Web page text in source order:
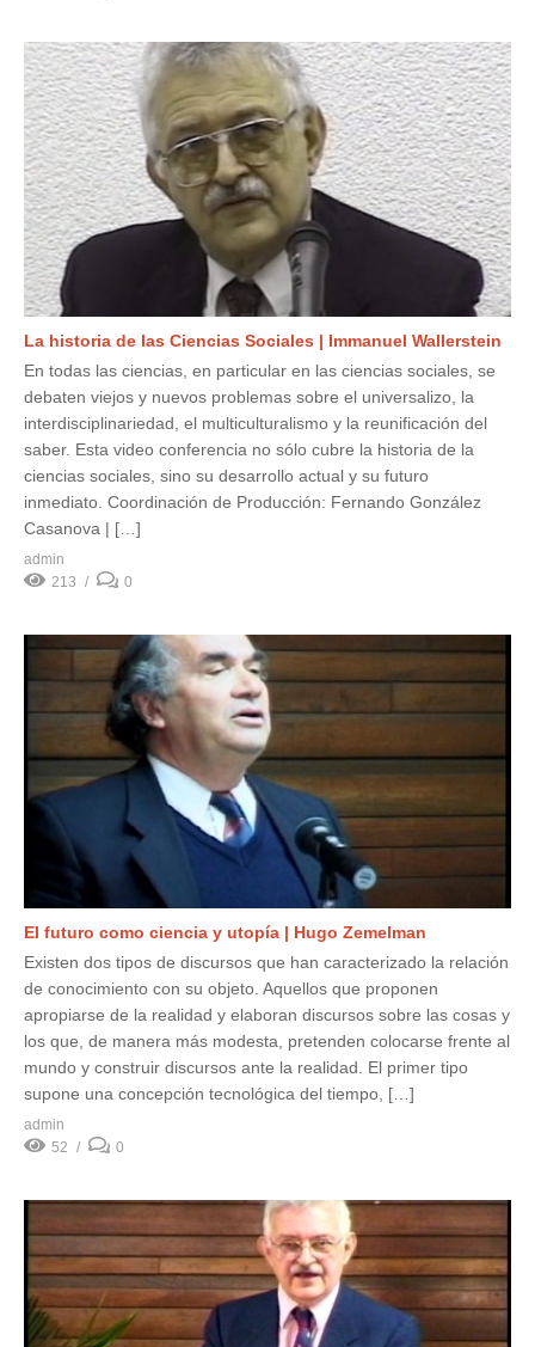
La historia de las Ciencias Sociales | Immanuel Wallerstein
En todas las ciencias, en particular en las ciencias sociales, se
debaten viejos y nuevos problemas sobre el universalizo, la
interdisciplinariedad, el multiculturalismo y la reunificación del
saber. Esta video conferencia no sólo cubre la historia de la
ciencias sociales, sino su desarrollo actual y su futuro
inmediato. Coordinación de Producción: Fernando González
Casanova | […]
admin
213
0
El futuro como ciencia y utopía | Hugo Zemelman
Existen dos tipos de discursos que han caracterizado la relación
de conocimiento con su objeto. Aquellos que proponen
apropiarse de la realidad y elaboran discursos sobre las cosas y
los que, de manera más modesta, pretenden colocarse frente al
mundo y construir discursos ante la realidad. El primer tipo
supone una concepción tecnológica del tiempo, […]
admin
52
0